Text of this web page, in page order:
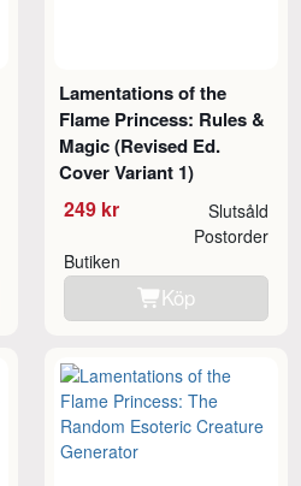
Lamentations of the
Flame Princess: Rules &
Magic (Revised Ed.
Cover Variant 1)
249 kr Slutsåld
Butiken
Postorder
Köp